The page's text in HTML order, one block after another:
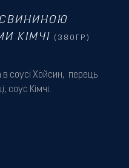
в соусі Хойсин, перець
соус Кімчі.
СВИНИНОЮ
КІМЧІ
(380ГР)